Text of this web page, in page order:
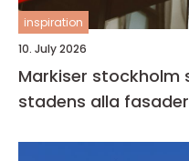
inspiration
10. July 2026
Markiser stockholm smart solskydd för
stadens alla fasader